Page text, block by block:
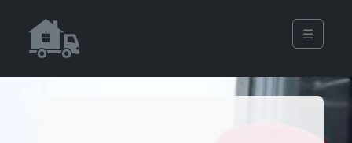
☰